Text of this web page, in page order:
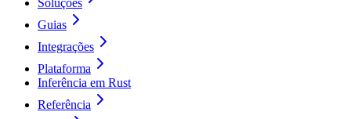
Soluções
Guias
Integrações
Plataforma
Inferência em Rust
Referência